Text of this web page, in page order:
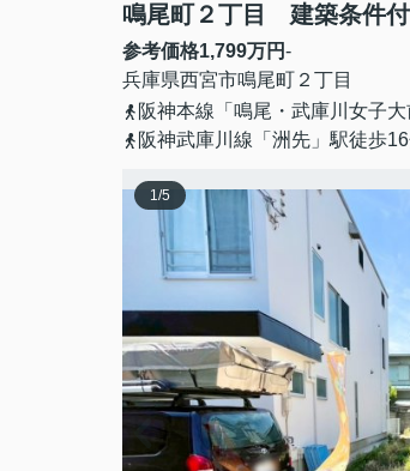
鳴尾町２丁目 建築条件
参考価格1,799万円-
兵庫県西宮市鳴尾町 ２丁目
阪神本線「鳴尾・武庫川女子
阪神武庫川線「洲先」駅徒歩
1/5